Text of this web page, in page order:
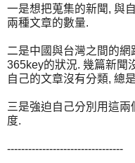
一是想把蒐集的新聞, 與
兩種文章的數量.
二是中國與台灣之間的網
365key的狀況. 幾篇新聞
自己的文章沒有分類, 總
三是強迫自己分別用這
度.
---------------------------------